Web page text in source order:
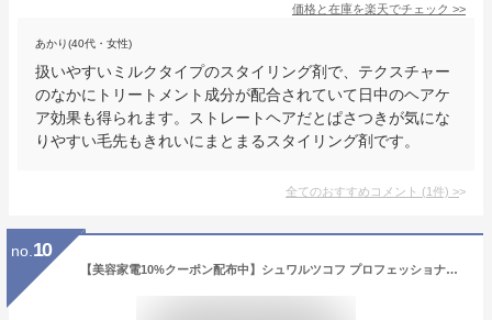
価格と在庫を楽天でチェック >>
あかり(40代・女性)
扱いやすいミルクタイプのスタイリング剤で、テクスチャー
のなかにトリートメント成分が配合されていて日中のヘアケ
ア効果も得られます。ストレートヘアだとぱさつきが気にな
りやすい毛先もきれいにまとまるスタイリング剤です。
全てのおすすめコメント (1件) >
no. 10
【美容家電10%クーポン配布中】シュワルツコフ プロフェッショナル シルエット ストレートムース 200g|シュワルツコフ おすすめ品 スタイリング剤 フォーム セット ヘアケア サロン専売 美容室 美容師 おすすめ 人気 ランキング クチコミ